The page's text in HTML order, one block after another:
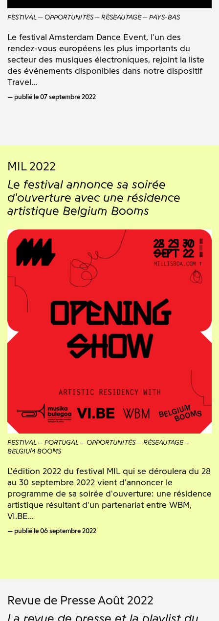
FESTIVAL OPPORTUNITÉS RÉSEAUTAGE PAYS-BAS
Le festival Amsterdam Dance Event, l'un des
rendez-vous européens les plus importants du
secteur des musiques électroniques, rejoint la liste
des événements disponibles dans notre dispositif
Travel...
publié le 07 septembre 2022
MIL 2022
Le festival annonce sa soirée
d'ouverture avec une résidence
artistique Belgium Booms
FESTIVAL PORTUGAL OPPORTUNITÉS
RÉSEAUTAGE
BELGIUM BOOMS
L'édition 2022 du festival MIL qui se déroulera du 28
au 30 septembre 2022 vient d'annoncer le
programme de sa soirée d'ouverture: une résidence
artistique résultant d'un partenariat entre WBM,
VI.BE...
publié le 06 septembre 2022
Revue de Presse Août 2022
La revue de presse et la playlist du